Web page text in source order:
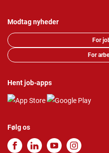
Modtag nyheder
For
For
Hent job-apps
Følg os